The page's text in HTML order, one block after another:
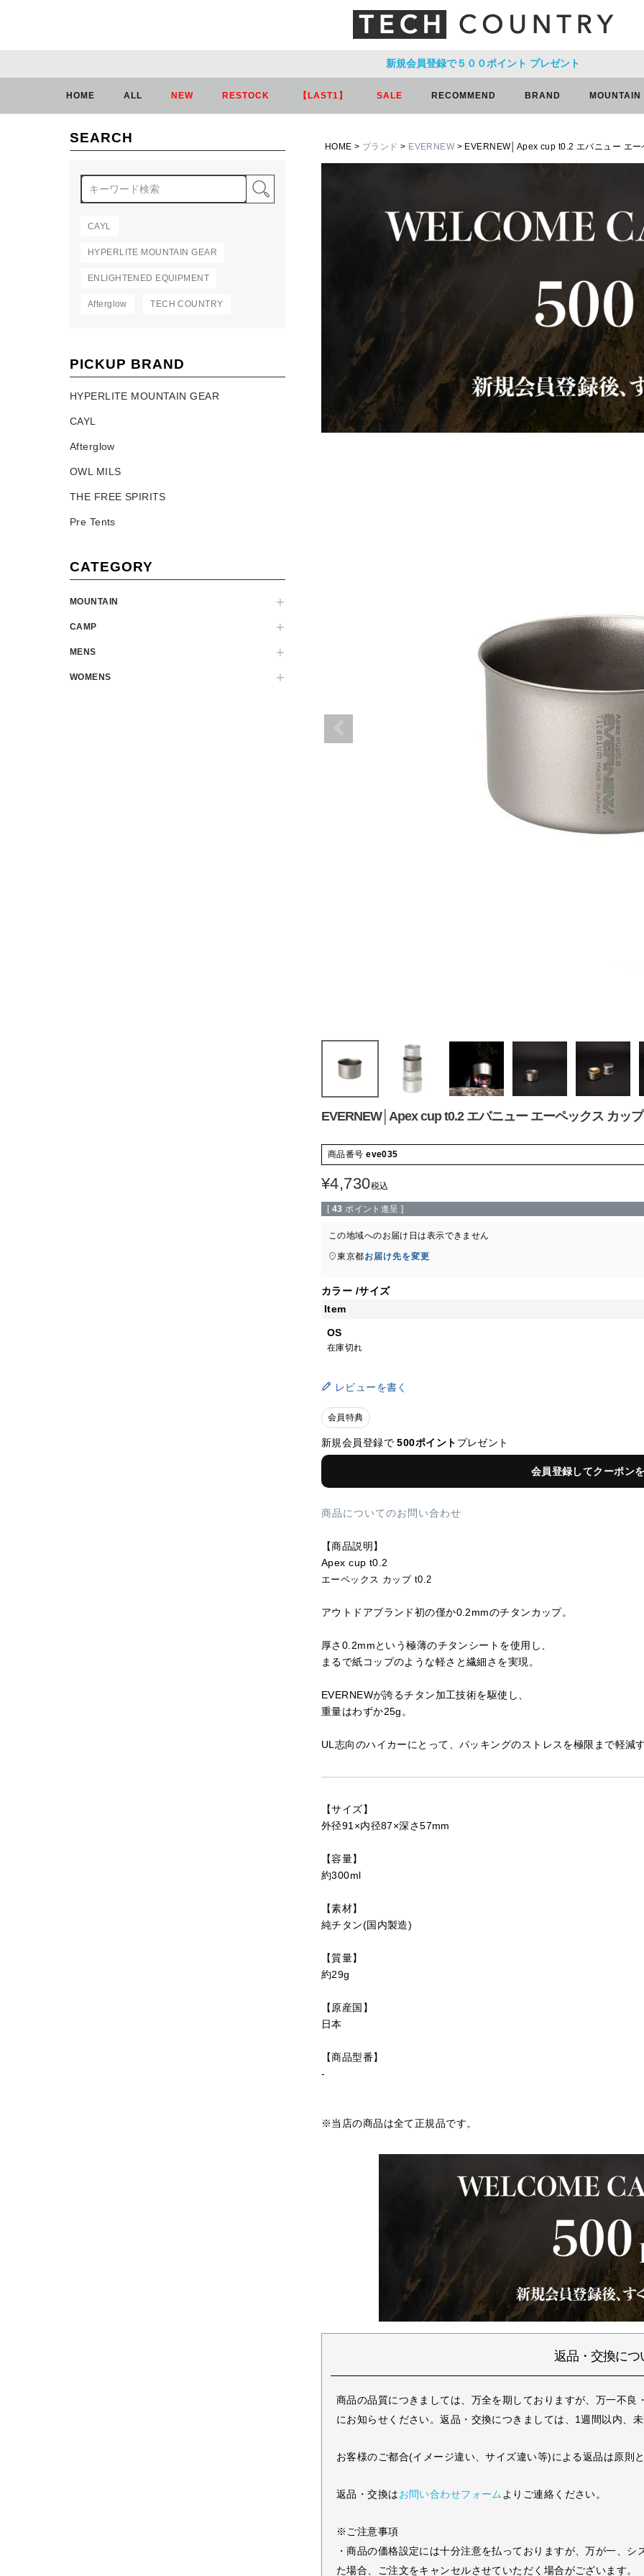
新規会員登録で５００ポイント プレゼント
HOME ALL NEW RESTOCK 【LAST1】 SALE RECOMMEND BRAND MOUNTAIN
SEARCH
CAYL
HYPERLITE MOUNTAIN GEAR
ENLIGHTENED EQUIPMENT
Afterglow TECH COUNTRY
PICKUP BRAND
HYPERLITE MOUNTAIN GEAR
CAYL
Afterglow
OWL MILS
THE FREE SPIRITS
Pre Tents
CATEGORY
MOUNTAIN
CAMP
MENS
WOMENS
HOME ブランド EVERNEW EVERNEW│Apex cup t0.2 エバニュー エ
EVERNEW│Apex cup t0.2 エバニュー エーペックス カッ
商品番号 eve035
¥4,730税込
[ 43 ポイント進呈 ]
この地域へのお届け日は表示できません
東京都お届け先を変更
カラー サイズ
Item
OS
在庫切れ
レビューを書く
会員特典
新規会員登録で500ポイント プレゼント
会員登録してクーポン
商品についてのお問い合わせ
【商品説明】
Apex cup t0.2
エーペックス カップ t0.2
アウトドアブランド初の僅か0.2mmのチタンカップ。
厚さ0.2mmという極薄のチタンシートを使用し、
まるで紙コップのような軽さと繊細さを実現。
EVERNEWが誇るチタン加工技術を駆使し、
重量はわずか25g。
UL志向のハイカーにとって、パッキングのストレスを極限まで軽減
【サイズ】
外径91×内径87×深さ57mm
【容量】
約300ml
【素材】
純チタン(国内製造)
【質量】
約29g
【原産国】
日本
【商品型番】
-
※当店の商品は全て正規品です。
返品・交換につ
商品の品質につきましては、万全を期しておりますが、万一不
にお知らせください。返品・交換につきましては、1週間以内、
お客様のご都合(イメージ違い、サイズ違い等)による返品は原則
返品・交換はお問い合わせフォームよりご連絡ください。
※ご注意事項
・商品の価格設定には十分注意を払っておりますが、万が一、
た場合、ご注文をキャンセルさせていただく場合がございます。